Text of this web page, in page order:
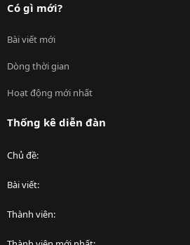
Có gì mới?
Bài viết mới
Dòng thời gian
Hoạt động mới nhất
Thống kê diễn đàn
Chủ đề
Bài viết
Thành viên